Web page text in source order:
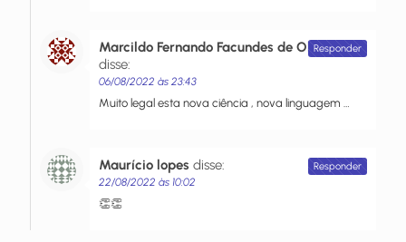
Marcildo Fernando Facundes de Oliveira.
disse:
06/08/2022 às 23:43
Muito legal esta nova ciência , nova linguagem …
Responder
Maurício lopes disse:
22/08/2022 às 10:02
👏👏
Responder